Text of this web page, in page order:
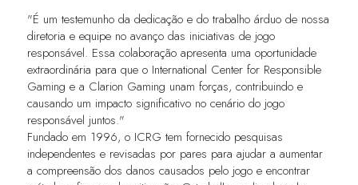
"É um testemunho da dedicação e do trabalho árduo de nossa
diretoria e equipe no avanço das iniciativas de jogo
responsável. Essa colaboração apresenta uma oportunidade
extraordinária para que o International Center for Responsible
Gaming e a Clarion Gaming unam forças, contribuindo e
causando um impacto significativo no cenário do jogo
responsável juntos."
Fundado em 1996, o ICRG tem fornecido pesquisas
independentes e revisadas por pares para ajudar a aumentar
a compreensão dos danos causados pelo jogo e encontrar